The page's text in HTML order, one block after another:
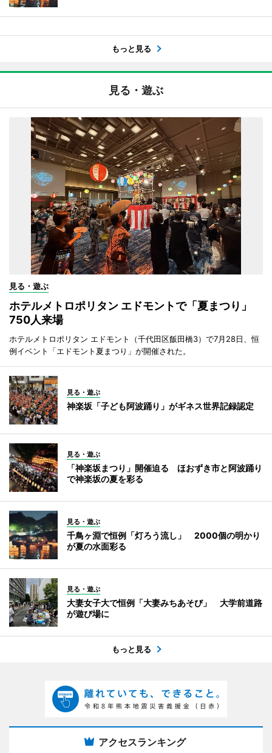
もっと見る
見る・遊ぶ
見る・遊ぶ
ホテルメトロポリタン エドモントで「夏まつり」
750人来場
ホテルメトロポリタン エドモント（千代田区飯田橋3）で7月28日、恒
例イベント「エドモント夏まつり」が開催された。
見る・遊ぶ
神楽坂「子ども阿波踊り」がギネス世界記録認定
見る・遊ぶ
「神楽坂まつり」開催迫る ほおずき市と阿波踊り
で神楽坂の夏を彩る
見る・遊ぶ
千鳥ヶ淵で恒例「灯ろう流し」 2000個の明かり
が夏の水面彩る
見る・遊ぶ
大妻女子大で恒例「大妻みちあそび」 大学前道路
が遊び場に
もっと見る
アクセスランキング